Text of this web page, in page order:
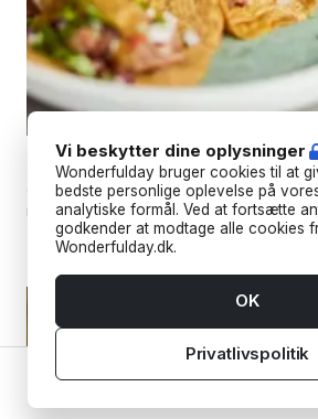
El Patrón
Oplev essensen af ​​det gamle maya- og
moderniseret til nutidens smagsløg med
detaljer.
Vi beskytter dine oplysninger
Wonderfulday bruger cookies til at
bedste personlige oplevelse på
analytiske formål. Ved at fortsætte
godkender at modtage alle cookies
Wonderfulday.dk.
Privatlivspolitik
OK